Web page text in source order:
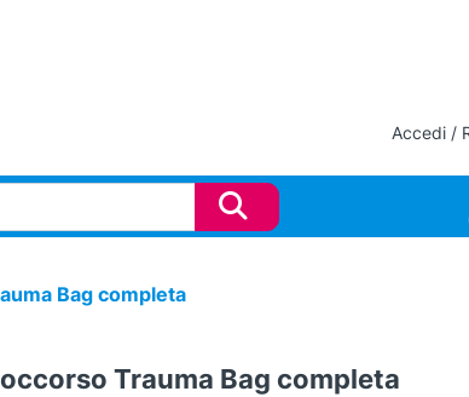
Accedi /
Bag completa
Trauma Bag completa